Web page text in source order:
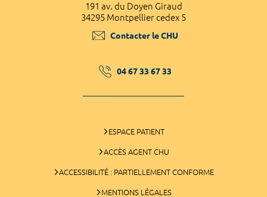
191 av. du Doyen Giraud
34295 Montpellier cedex 5
Contacter le CHU
04 67 33 67 33
ESPACE PATIENT
ACCÈS AGENT CHU
ACCESSIBILITÉ : PARTIELLEMENT CONFORME
MENTIONS LÉGALES